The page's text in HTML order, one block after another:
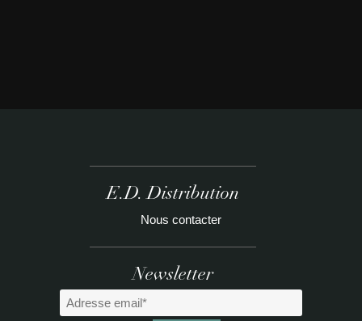
E.D. Distribution
Nous contacter
Newsletter